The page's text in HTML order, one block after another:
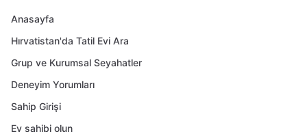
Anasayfa
Hırvatistan'da Tatil Evi Ara
Grup ve Kurumsal Seyahatler
Deneyim Yorumları
Sahip Girişi
Ev sahibi olun